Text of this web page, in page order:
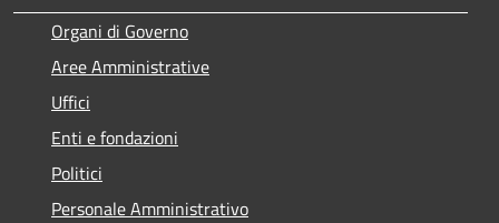
Organi di Governo
Aree Amministrative
Uffici
Enti e fondazioni
Politici
Personale Amministrativo